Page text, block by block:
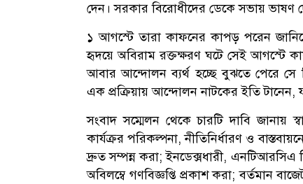
দেন। সরকার বিরোধীদের ডেকে সভায় ভাষণ
১ আগস্টে তারা কাফনের কাপড় পরেন
হৃদয়ে অবিরাম রক্তক্ষরণ ঘটে সেই আগস্টে
আবার আন্দোলন ব্যর্থ হচ্ছে বুঝতে পেরে সে
এক প্রক্রিয়ায় আন্দোলন নাটকের ইতি
সংবাদ সম্মেলন থেকে চারটি দাবি জানায়
কার্যক্রর পরিকল্পনা, নীতিনির্ধারণ ও
দ্রুত সম্পন্ন করা; ইনডেক্সধারী, এনটিআরসিএ
অবিলম্বে গণবিজ্ঞপ্তি প্রকাশ করা; বর্তমান